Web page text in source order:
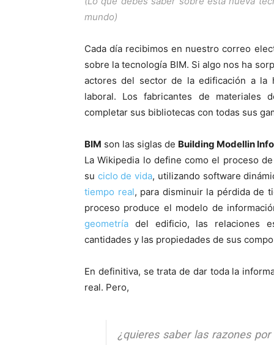
mundo)
Cada día recibimos en nuestro correo
sobre la tecnología BIM. Si algo nos ha
actores del sector de la edificación a la
laboral. Los fabricantes de materiales
completar sus bibliotecas con todas sus
BIM son las siglas de Building Modellin
La Wikipedia lo define como el proceso
su ciclo de vida, utilizando software
tiempo real, para disminuir la pérdida de
proceso produce el modelo de
geometría del edificio, las relaciones
cantidades y las propiedades de sus
En definitiva, se trata de dar toda la
real. Pero,
¿quieres saber las razones